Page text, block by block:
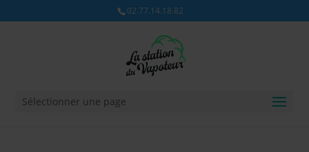
02.77.14.18.82
Sélectionner une page